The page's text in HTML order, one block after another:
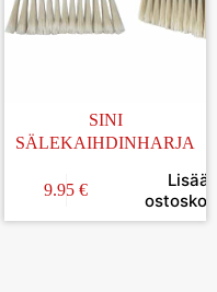
SINI
SÄLEKAIHDINHARJA
9.95 €
Lisää